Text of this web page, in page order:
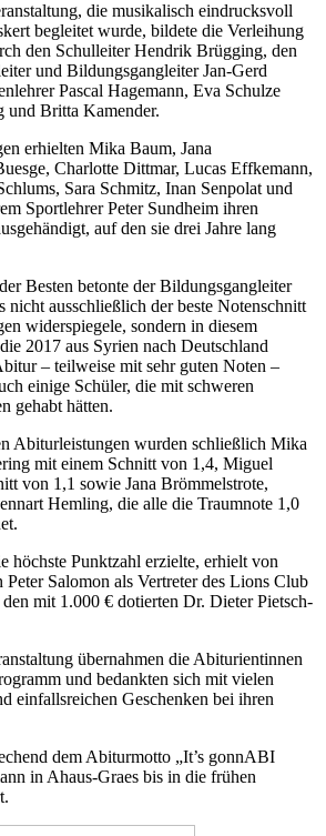
die musikalisch eindrucksvoll
begleitet wurde, bildete die Verleihung
den Schulleiter Hendrik Brügging, den
und Bildungsgangleiter Jan-Gerd
Pascal Hagemann, Eva Schulze
und Britta Kamender.
erhielten Mika Baum, Jana
Charlotte Dittmar, Lucas Effkemann,
Sara Schmitz, Inan Senpolat und
Sportlehrer Peter Sundheim ihren
auf den sie drei Jahre lang
Besten betonte der Bildungsgangleiter
nicht ausschließlich der beste Notenschnitt
widerspiegele, sondern in diesem
2017 aus Syrien nach Deutschland
– teilweise mit sehr guten Noten –
einige Schüler, die mit schweren
gehabt hätten.
Abiturleistungen wurden schließlich Mika
mit einem Schnitt von 1,4, Miguel
von 1,1 sowie Jana Brömmelstrote,
Hemling, die alle die Traumnote 1,0
höchste Punktzahl erzielte, erhielt von
Salomon als Vertreter des Lions Club
mit 1.000 € dotierten Dr. Dieter Pietsch-
übernahmen die Abiturientinnen
und bedankten sich mit vielen
einfallsreichen Geschenken bei ihren
dem Abiturmotto „It’s gonnABI
in Ahaus-Graes bis in die frühen